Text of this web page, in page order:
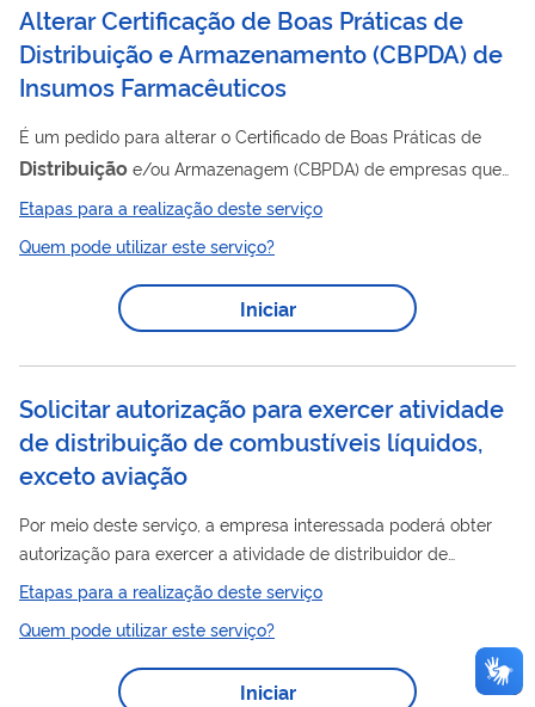
Alterar Certificação de Boas Práticas de
Distribuição e Armazenamento (CBPDA) de
Insumos Farmacêuticos
É um pedido para alterar o Certificado de Boas Práticas de
Distribuição e/ou Armazenagem (CBPDA) de empresas que
trabalham com insumos farmacêuticos. O Certificado é um
documento emitido pela Anvisa atestando que determinado
estabelecimento cumpre com as Boas Práticas de
Distribuiçãoe Armazenagem dispostas na legislação em
vigor. Clique aqui para saber mais .
Etapas para a realização deste serviço
Quem pode utilizar este serviço?
Iniciar
Solicitar autorização para exercer atividade
de distribuição de combustíveis líquidos,
exceto aviação
Por meio deste serviço, a empresa interessada poderá obter
autorização para exercer a atividade de distribuidor de
combustíveis líquidos, exceto combustíveis de aviação. Para
utilizar esse serviço você deve ter um cadastro como usuário
externo do SEI-ANP. Para mais informações acesse o serviço "
Solicitar cadastro como usuário externo no SEI-ANP ".
Etapas para a realização deste serviço
Quem pode utilizar este serviço?
Iniciar